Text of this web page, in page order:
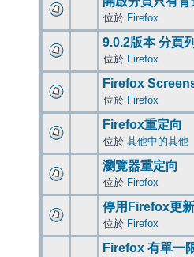
位於 Firefox
9.0.2版本 分頁
位於 Firefox
Firefox
位於 Firefox
Firefox重定向
位於 其他中的其他
瀏覽器重定向
位於 Firefox
停用Firefox更新
位於 Firefox
Firefox 有單一